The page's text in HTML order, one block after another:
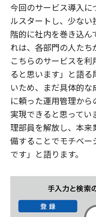
今回のサービス導入に
ルスタートし、少な
階的に社内を巻き込ん
れは、各部門の人た
こちらのサービスを
ると思います」と語
いため、まだ具体的
に頼った運用管理か
実現できると思ってい
理部員を解放し、本
備することでモチベ
です」と語ります。